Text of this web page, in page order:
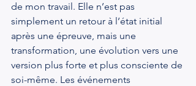
de mon travail. Elle n’est pas
simplement un retour à l’état initial
après une épreuve, mais une
transformation, une évolution vers une
version plus forte et plus consciente de
soi-même. Les événements